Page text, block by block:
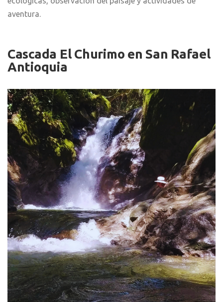
aventura.
Cascada El Churimo en San Rafael
Antioquia